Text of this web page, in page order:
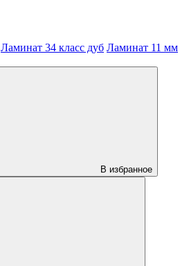
Ламинат 34 класс дуб Ламинат 11 мм
В избранное